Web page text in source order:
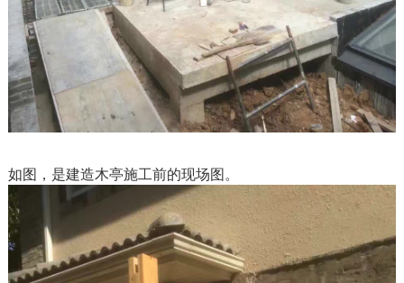
如图，是建造木亭施工前的现场图。